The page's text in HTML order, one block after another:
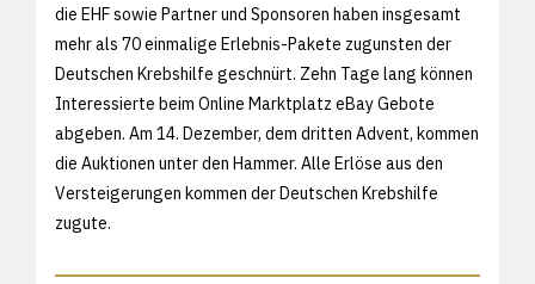
die EHF sowie Partner und Sponsoren haben insgesamt
mehr als 70 einmalige Erlebnis-Pakete zugunsten der
Deutschen Krebshilfe geschnürt. Zehn Tage lang können
Interessierte beim Online Marktplatz eBay Gebote
abgeben. Am 14. Dezember, dem dritten Advent, kommen
die Auktionen unter den Hammer. Alle Erlöse aus den
Versteigerungen kommen der Deutschen Krebshilfe
zugute.